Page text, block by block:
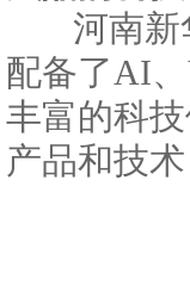
河南新华
配备了AI
丰富的科
产品和技